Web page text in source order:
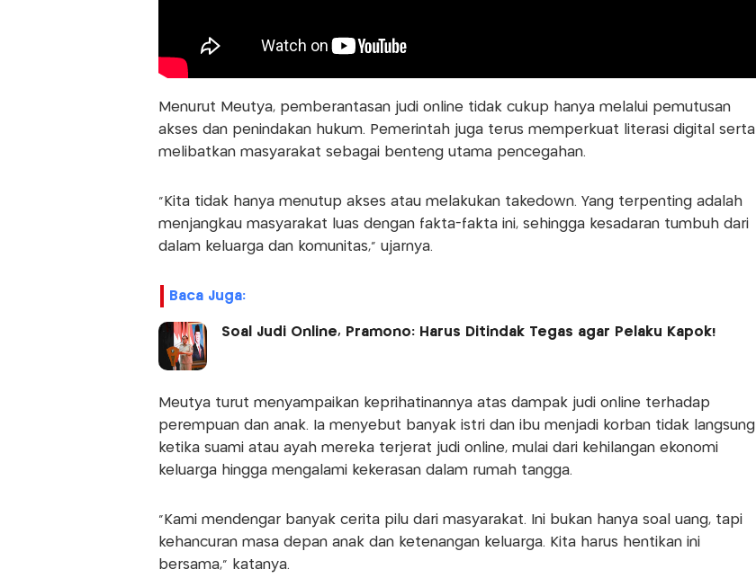
Menurut Meutya, pemberantasan judi online tidak cukup hanya melalui pemutusan
akses dan penindakan hukum. Pemerintah juga terus memperkuat literasi digital serta
melibatkan masyarakat sebagai benteng utama pencegahan.
“Kita tidak hanya menutup akses atau melakukan takedown. Yang terpenting adalah
menjangkau masyarakat luas dengan fakta-fakta ini, sehingga kesadaran tumbuh dari
dalam keluarga dan komunitas,” ujarnya.
Baca Juga:
Soal Judi Online, Pramono: Harus Ditindak Tegas agar Pelaku Kapok!
Meutya turut menyampaikan keprihatinannya atas dampak judi online terhadap
perempuan dan anak. Ia menyebut banyak istri dan ibu menjadi korban tidak langsung
ketika suami atau ayah mereka terjerat judi online, mulai dari kehilangan ekonomi
keluarga hingga mengalami kekerasan dalam rumah tangga.
“Kami mendengar banyak cerita pilu dari masyarakat. Ini bukan hanya soal uang, tapi
kehancuran masa depan anak dan ketenangan keluarga. Kita harus hentikan ini
bersama,” katanya.